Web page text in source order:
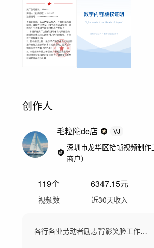
创作人
毛粒陀de店 VJ
深圳市龙华区拾帧视频制作
商户）
119个
视频数
6347.15元
近30天收入
各行各业劳动者励志背影笑脸工作场景劳动节